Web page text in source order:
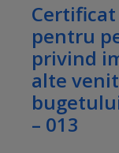
pentru
privind
alte
– 013